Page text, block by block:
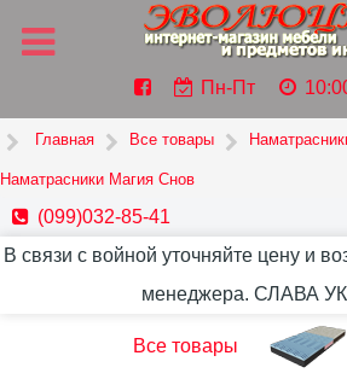
Пн-Пт
Главная Все товары
Наматрасники Магия Снов
(099)032-85-41
В связи с войной уточняйте цену и
менеджера. СЛАВА
Все товары